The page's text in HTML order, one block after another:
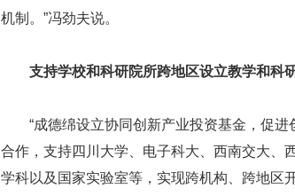
机制。”冯劲夫说。
支持学校和科研院所跨地区设立教学和科
“成德绵设立协同创新产业投资基金，促
合作，支持四川大学、电子科大、西南交大、
学科以及国家实验室等，实现跨机构、跨地区